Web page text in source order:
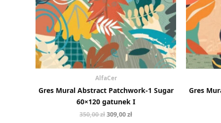
AlfaCer
Gres Mural Abstract Patchwork-1 Sugar
60×120 gatunek I
350,00zł309,00zł
Gres